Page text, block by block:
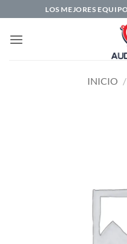
al
contenido
LOS MEJORES
INICIO /